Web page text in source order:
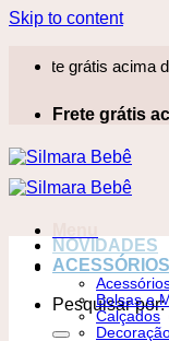
Skip to content
grátis acima de
Frete grátis
Pesquisar por:
NOVIDADES
ACESSÓRIOS
Bolsas e
Calçados